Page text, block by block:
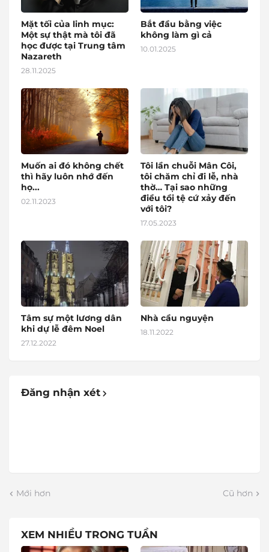
Mặt tối của linh mục:
Một sự thật mà tôi đã
học được tại Trung tâm
Nazareth
28.11.2025
Bắt đầu bằng việc
không làm gì cả
10.01.2025
Muốn ai đó không chết
thì hãy luôn nhớ đến
họ...
02.11.2023
Tôi lần chuỗi Mân Côi,
tôi chăm chỉ đi lễ, nhà
thờ… Tại sao những
điều tồi tệ cứ xảy đến
với tôi?
17.05.2023
Tâm sự một lương dân
khi dự lễ đêm Noel
27.12.2022
Nhà cầu nguyện
18.11.2022
Đăng nhận xét
Mới hơn Cũ hơn
XEM NHIỀU TRONG TUẦN